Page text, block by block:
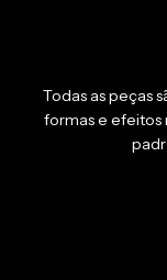
Todas as peças
formas e efeitos